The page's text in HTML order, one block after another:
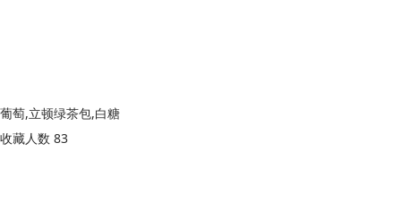
葡萄,立顿绿茶包,白糖
收藏人数 83